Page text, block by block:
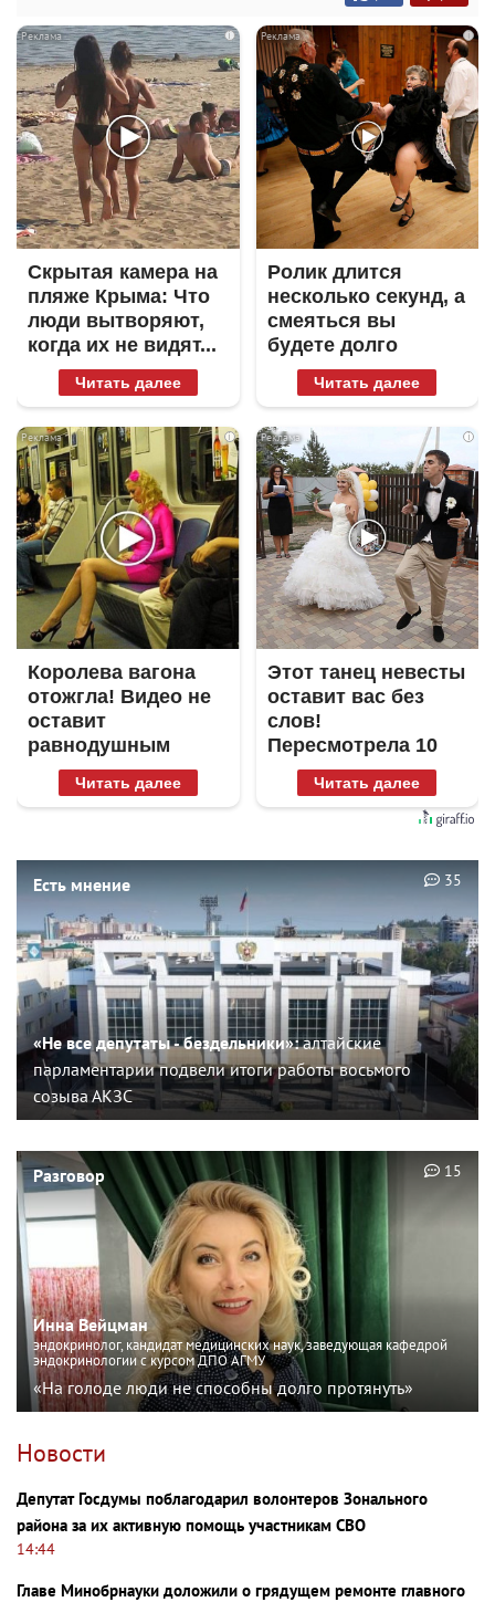
i
Скрытая камера на
пляже Крыма: Что
люди вытворяют,
когда их не видят...
Читать далее
i
Ролик длится
несколько секунд, а
смеяться вы
будете долго
Читать далее
i
Королева вагона
отожгла! Видео не
оставит
равнодушным
Читать далее
i
Этот танец невесты
оставит вас без
слов!
Пересмотрела 10
раз
Читать далее
Есть мнение
«Не все депутаты - бездельники»:алтайские
парламентарии подвели итоги работы восьмого
созыва АКЗС
35
Разговор
Инна Вейцман
эндокринолог, кандидат медицинских наук, заведующая кафедрой
эндокринологии с курсом ДПО АГМУ
«На голоде люди не способны долго протянуть»
15
Новости
Депутат Госдумы поблагодарил волонтеров Зонального
района за их активную помощь участникам СВО
14:44
Главе Минобрнауки доложили о грядущем ремонте главного